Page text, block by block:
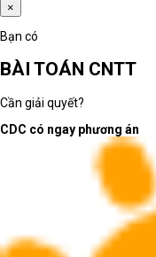
×
Bạn có
BÀI TOÁN CNTT
Cần giải quyết?
CDC có ngay phương án